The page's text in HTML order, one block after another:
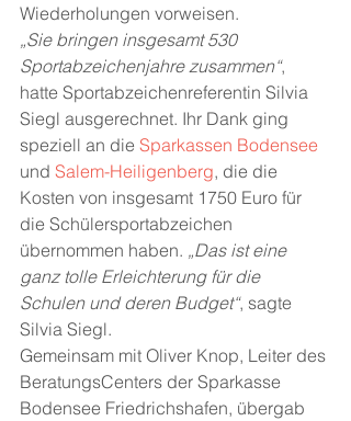
Wiederholungen vorweisen.
„Sie bringen insgesamt 530
Sportabzeichenjahre zusammen“,
hatte Sportabzeichenreferentin Silvia
Siegl ausgerechnet. Ihr Dank ging
speziell an die Sparkassen Bodensee
und Salem-Heiligenberg, die die
Kosten von insgesamt 1750 Euro für
die Schülersportabzeichen
übernommen haben. „Das ist eine
ganz tolle Erleichterung für die
Schulen und deren Budget“, sagte
Silvia Siegl.
Gemeinsam mit Oliver Knop, Leiter des
BeratungsCenters der Sparkasse
Bodensee Friedrichshafen, übergab